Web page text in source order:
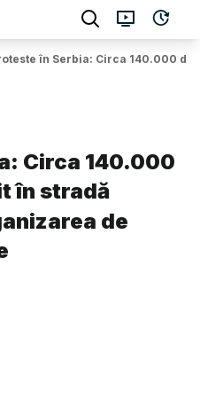
în Serbia: Circa 140.000
Circa 140.000
în stradă
de